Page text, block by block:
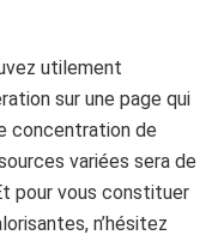
utilement
sur une page qui
concentration de
variées sera de
pour vous constituer
n’hésitez